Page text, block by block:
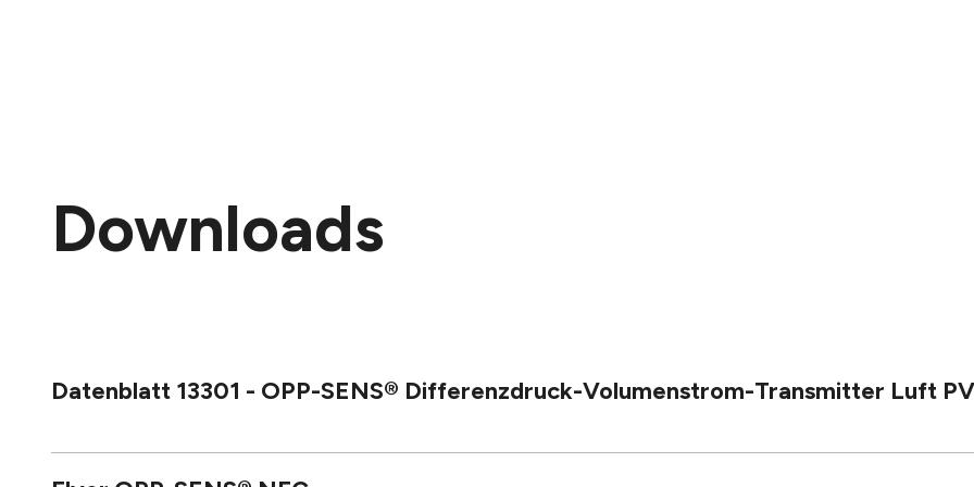
Downloads
Datenblatt 13301 - OPP-SENS® Differenzdruck-Volumenstrom-Transmitter Luft